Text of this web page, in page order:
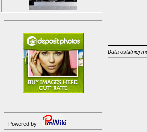
Powered by
Data ostatniej